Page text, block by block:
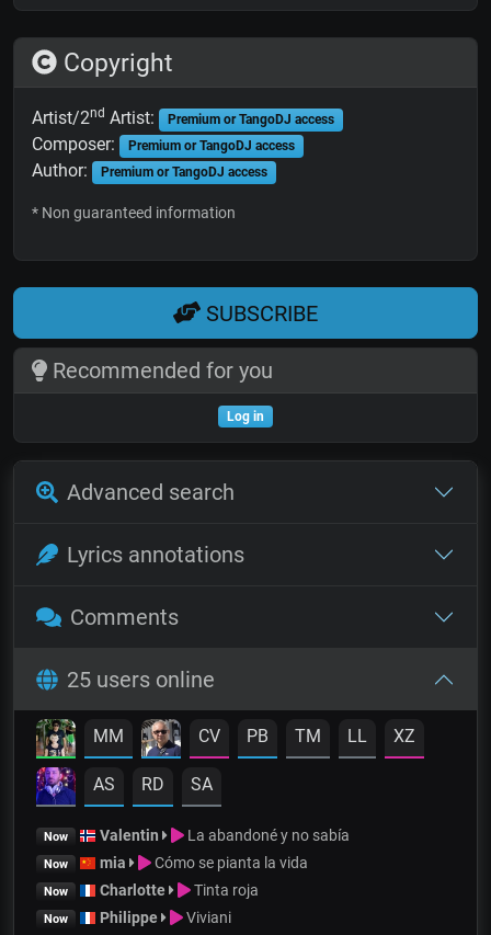
Copyright
Artist/2nd Artist: Premium or TangoDJ access
Composer: Premium or TangoDJ access
Author: Premium or TangoDJ access
* Non guaranteed information
SUBSCRIBE
Recommended for you
Log in
Advanced search
Lyrics annotations
Comments
25 users online
MM CV PB TM LL XZ
AS RD SA
Now Valentin La abandoné y no sabía
Now mia Cómo se pianta la vida
Now Charlotte Tinta roja
Now Philippe Viviani